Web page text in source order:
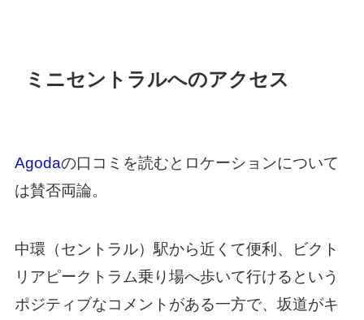
ミニセントラルへのアクセス
Agodaの口コミを読むとロケーションについて
は賛否両論。
中環（セントラル）駅から近くて便利、ビクト
リアピークトラム乗り場へ歩いて行けるという
ポジティブなコメントがある一方で、坂道がキ